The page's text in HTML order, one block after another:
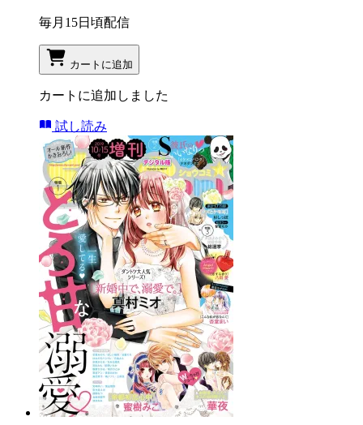
毎月15日頃配信
カートに追加
カートに追加しました
試し読み